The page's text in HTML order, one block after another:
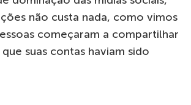
não custa nada, como vimos
começaram a compartilhar
suas contas haviam sido